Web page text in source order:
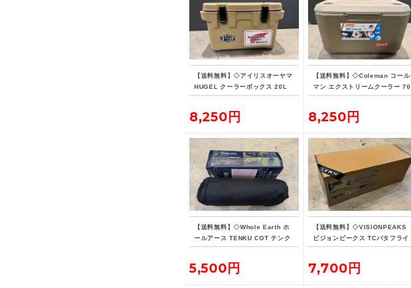
【送料無料】◇アイリスオーヤマ
HUGEL クーラーボックス 20L
8,250円
【送料無料】◇Coleman コール
マン エクストリームクーラー 70
QT タンカラー
8,250円
【送料無料】◇Whole Earth ホ
ールアース TENKU COT テンク
ウコット
5,500円
【送料無料】◇VISIONPEAKS
ビジョンピークス TCバタフライ
シェルターSOLO
7,700円